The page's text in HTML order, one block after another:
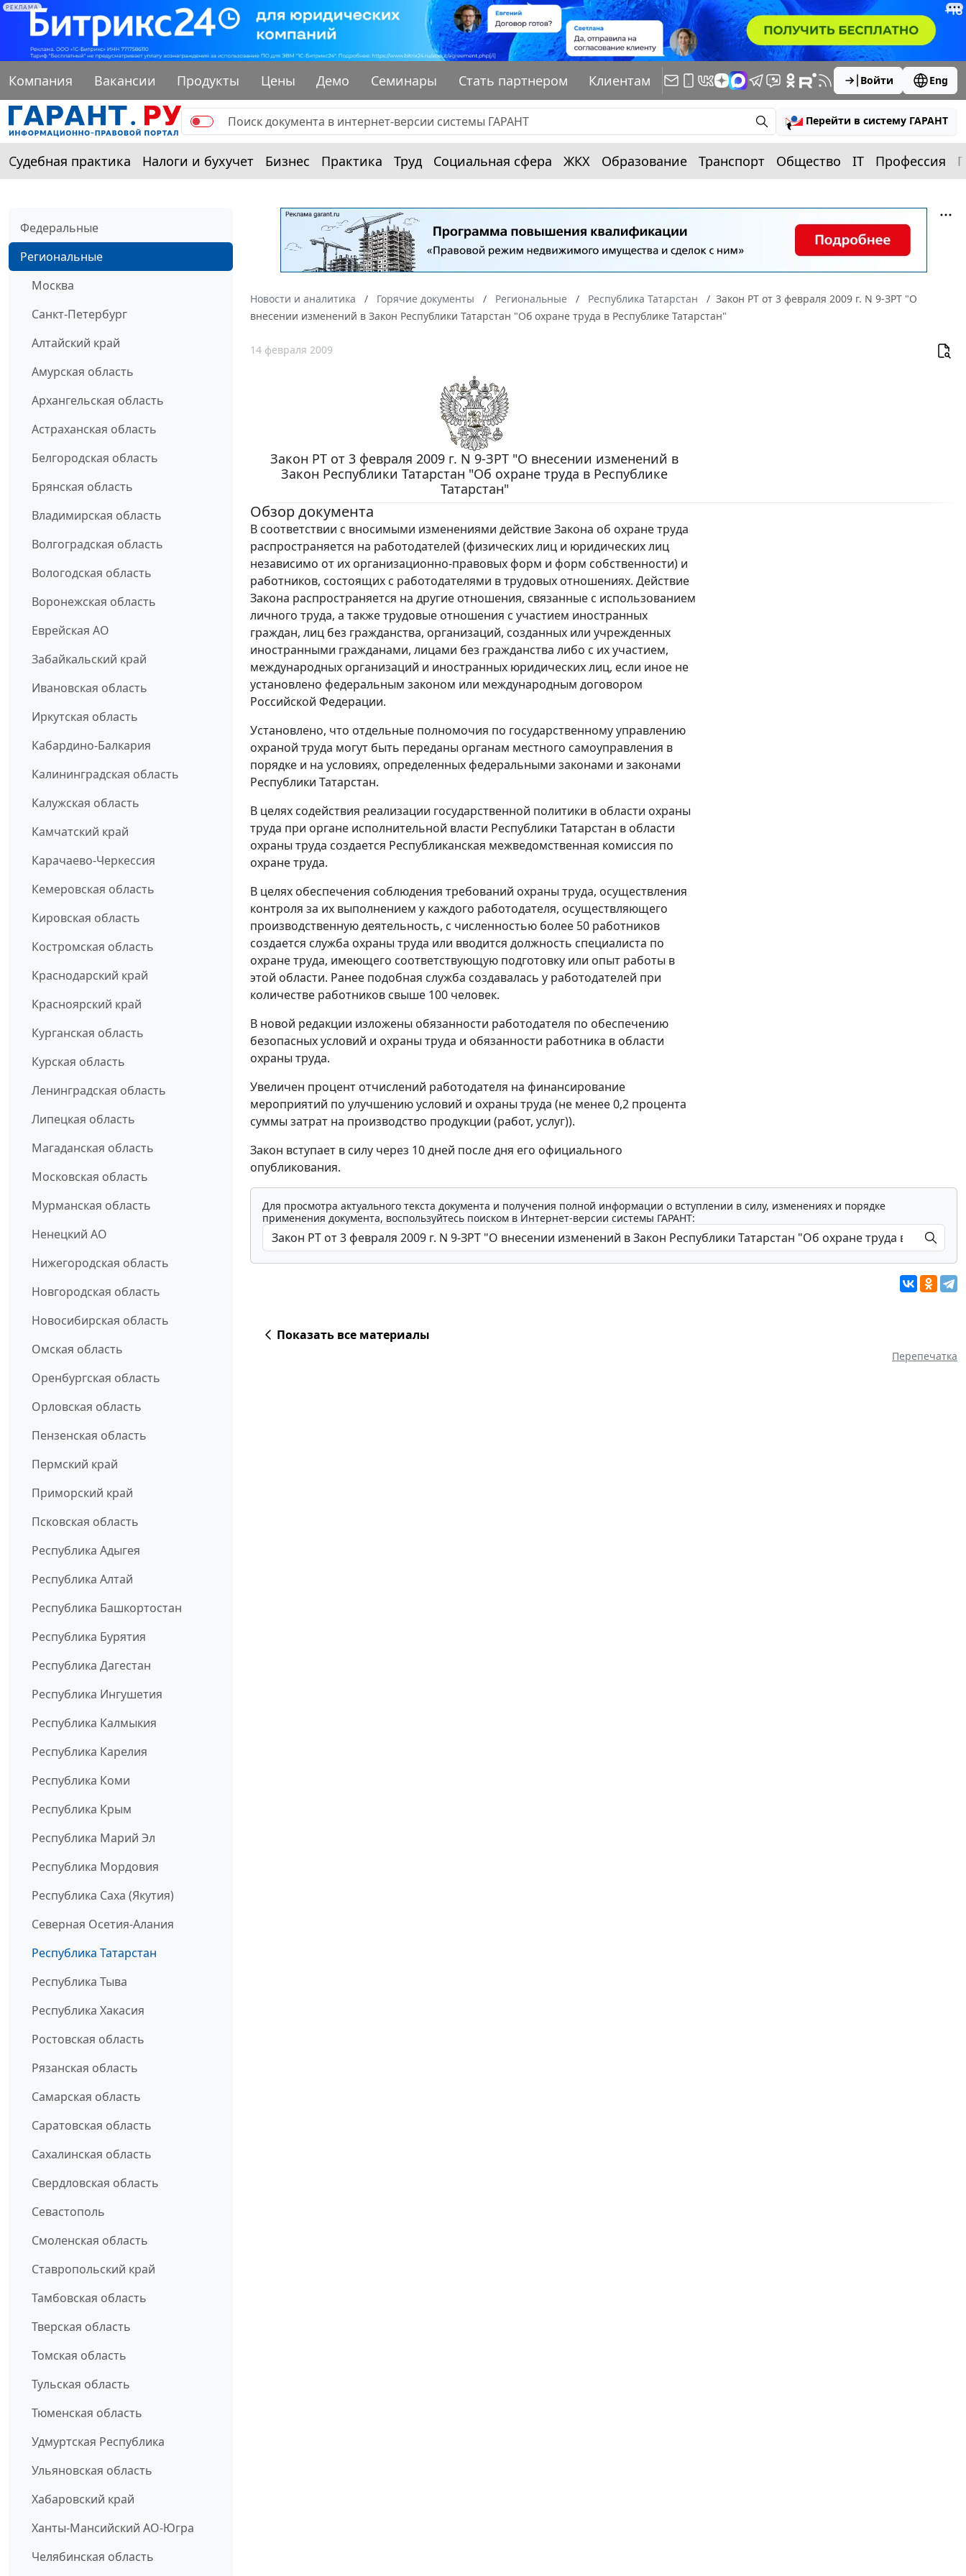
РЕКЛАМА
Компания Вакансии Продукты Цены Демо Семинары Стать партнером Клиентам Войти Eng
Перейти в систему ГАРАНТ
Судебная практика Налоги и бухучет Бизнес Практика Труд Социальная сфера ЖКХ Образование Транспорт Общество IT Профессия
Федеральные
Региональные
Москва
Санкт-Петербург
Алтайский край
Амурская область
Архангельская область
Астраханская область
Белгородская область
Брянская область
Владимирская область
Волгоградская область
Вологодская область
Воронежская область
Еврейская АО
Забайкальский край
Ивановская область
Иркутская область
Кабардино-Балкария
Калининградская область
Калужская область
Камчатский край
Карачаево-Черкессия
Кемеровская область
Кировская область
Костромская область
Краснодарский край
Красноярский край
Курганская область
Курская область
Ленинградская область
Липецкая область
Магаданская область
Московская область
Мурманская область
Ненецкий АО
Нижегородская область
Новгородская область
Новосибирская область
Омская область
Оренбургская область
Орловская область
Пензенская область
Пермский край
Приморский край
Псковская область
Республика Адыгея
Республика Алтай
Республика Башкортостан
Республика Бурятия
Республика Дагестан
Республика Ингушетия
Республика Калмыкия
Республика Карелия
Республика Коми
Республика Крым
Республика Марий Эл
Республика Мордовия
Республика Саха (Якутия)
Северная Осетия-Алания
Республика Татарстан
Республика Тыва
Республика Хакасия
Ростовская область
Рязанская область
Самарская область
Саратовская область
Сахалинская область
Свердловская область
Севастополь
Смоленская область
Ставропольский край
Тамбовская область
Тверская область
Томская область
Тульская область
Тюменская область
Удмуртская Республика
Ульяновская область
Хабаровский край
Ханты-Мансийский АО-Югра
Челябинская область
Новости и аналитика Горячие документы Региональные Республика Татарстан
Закон РТ от 3 февраля 2009 г. N 9-ЗРТ "О
внесении изменений в Закон Республики Татарстан "Об охране труда в Республике Татарстан"
14 февраля 2009
Закон РТ от 3 февраля 2009 г. N 9-ЗРТ "О внесении изменений в
Закон Республики Татарстан "Об охране труда в Республике
Татарстан"
Обзор документа
В соответствии с вносимыми изменениями действие Закона об охране труда
распространяется на работодателей (физических лиц и юридических лиц
независимо от их организационно-правовых форм и форм собственности) и
работников, состоящих с работодателями в трудовых отношениях. Действие
Закона распространяется на другие отношения, связанные с использованием
личного труда, а также трудовые отношения с участием иностранных
граждан, лиц без гражданства, организаций, созданных или учрежденных
иностранными гражданами, лицами без гражданства либо с их участием,
международных организаций и иностранных юридических лиц, если иное не
установлено федеральным законом или международным договором
Российской Федерации.
Установлено, что отдельные полномочия по государственному управлению
охраной труда могут быть переданы органам местного самоуправления в
порядке и на условиях, определенных федеральными законами и законами
Республики Татарстан.
В целях содействия реализации государственной политики в области охраны
труда при органе исполнительной власти Республики Татарстан в области
охраны труда создается Республиканская межведомственная комиссия по
охране труда.
В целях обеспечения соблюдения требований охраны труда, осуществления
контроля за их выполнением у каждого работодателя, осуществляющего
производственную деятельность, с численностью более 50 работников
создается служба охраны труда или вводится должность специалиста по
охране труда, имеющего соответствующую подготовку или опыт работы в
этой области. Ранее подобная служба создавалась у работодателей при
количестве работников свыше 100 человек.
В новой редакции изложены обязанности работодателя по обеспечению
безопасных условий и охраны труда и обязанности работника в области
охраны труда.
Увеличен процент отчислений работодателя на финансирование
мероприятий по улучшению условий и охраны труда (не менее 0,2 процента
суммы затрат на производство продукции (работ, услуг)).
Закон вступает в силу через 10 дней после дня его официального
опубликования.
Для просмотра актуального текста документа и получения полной информации о вступлении в силу, изменениях и порядке
применения документа, воспользуйтесь поиском в Интернет-версии системы ГАРАНТ:
Показать все материалы
Перепечатка